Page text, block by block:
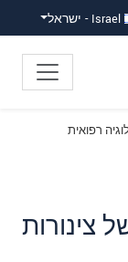
Israel - ישראל
רפואית
צינורות